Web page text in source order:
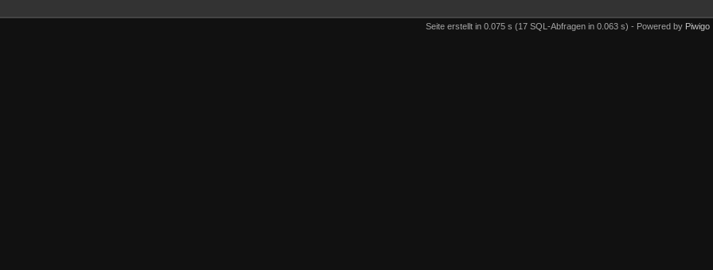
Seite erstellt in 0.075 s (17 SQL-Abfragen in 0.063 s) - Powered by Piwigo